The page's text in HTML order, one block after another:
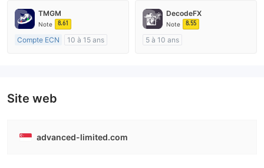
Market Making (MM)
Etiquette principale MT4
Market Making (MM)
Etiquette principale MT4
TMGM
Note 8.61
Compte ECN
10 à 15 ans
DecodeFX
Note 8.55
5 à 10 ans
Site web
advanced-limited.com